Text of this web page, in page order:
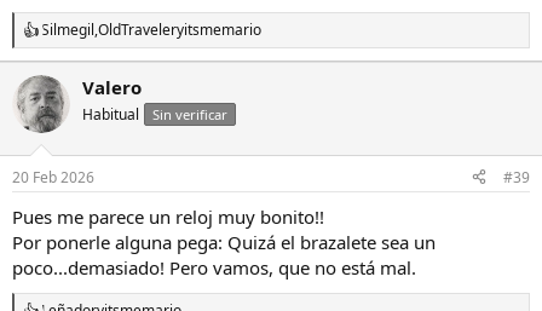
R
e
a
c
c
o
n
e
s
Silmegil,OldTraveleryitsmemario
Valero
Habitual Sin verificar
20 Feb 2026 #39
Pues me parece un reloj muy bonito!!
Por ponerle alguna pega: Quizá el brazalete sea un
poco...demasiado! Pero vamos, que no está mal.